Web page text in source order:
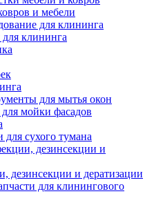
и мебели
для клининга
клининга
для мытья окон
мойки фасадов
сухого тумана
дезинсекции и
дезинсекции и дератизации
для клинингового